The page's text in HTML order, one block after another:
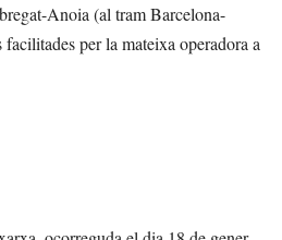
Anoia (al tram Barcelona-
per la mateixa operadora a